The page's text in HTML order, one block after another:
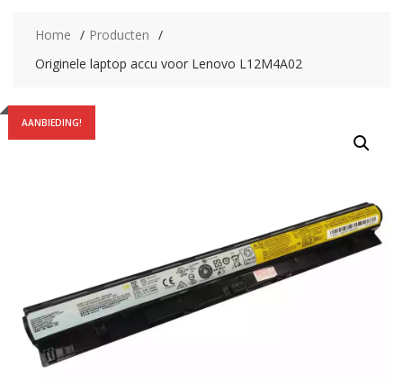
Home
Producten
Originele laptop accu voor Lenovo L12M4A02
AANBIEDING!